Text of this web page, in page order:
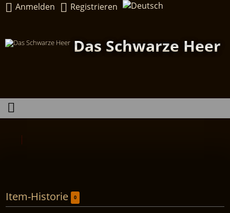
Anmelden Registrieren
Das Schwarze Heer
Item-Historie 0